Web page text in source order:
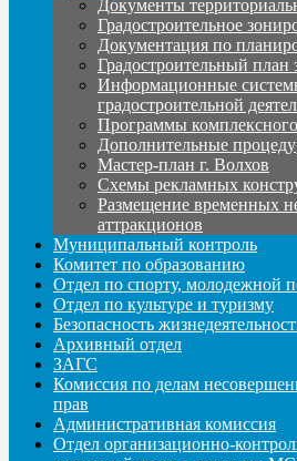
Документы
Градостроительное
Документация по
Градостроительный план
Информационные
градостроительной
Программы
Дополнительные
Мастер-план г. Волхов
Схемы рекламных
Размещение временных
аттракционов
Муниципальный контроль
Комитет по образованию
Отдел по спорту, молодежной
Отдел по культуре и туризму
Безопасность
Архивный отдел
ЗАГС
Комиссия по делам
прав
Административная комиссия
Отдел организационно-